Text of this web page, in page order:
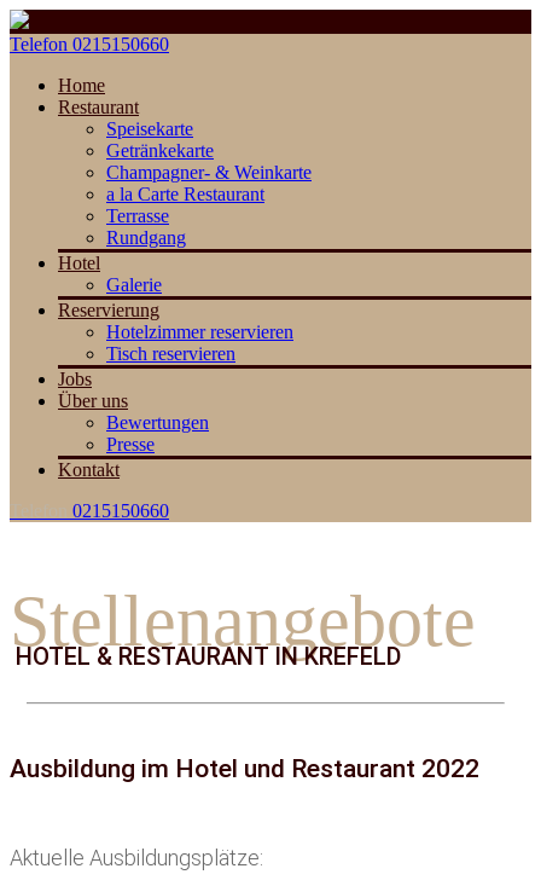
Telefon 0215150660
Home
Restaurant
Speisekarte
Getränkekarte
Champagner- & Weinkarte
a la Carte Restaurant
Terrasse
Rundgang
Hotel
Galerie
Reservierung
Hotelzimmer reservieren
Tisch reservieren
Jobs
Über uns
Bewertungen
Presse
Kontakt
0215150660
Stellenangebote
HOTEL & RESTAURANT IN KREFELD
Ausbildung im Hotel und Restaurant 2022
Aktuelle Ausbildungsplätze: